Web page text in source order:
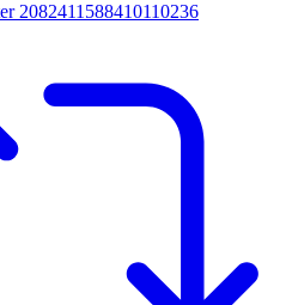
2082411588410110236